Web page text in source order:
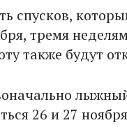
спусков,
тремя
также будут
26 и 27